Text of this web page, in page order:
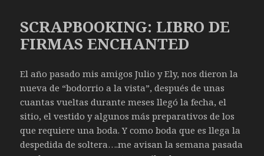
SCRAPBOOKING: LIBRO DE
FIRMAS ENCHANTED
El año pasado mis amigos Julio y Ely, nos dieron la
nueva de “bodorrio a la vista”, después de unas
cuantas vueltas durante meses llegó la fecha, el
sitio, el vestido y algunos más preparativos de los
que requiere una boda. Y como boda que es llega la
despedida de soltera….me avisan la semana pasada